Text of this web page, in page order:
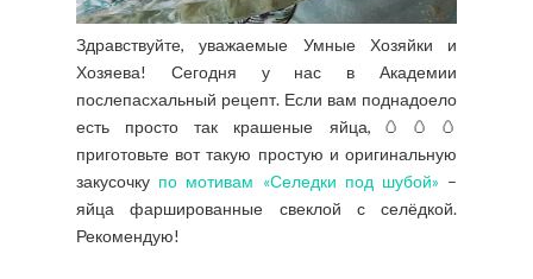
Здравствуйте, уважаемые Умные Хозяйки и
Хозяева! Сегодня у нас в Академии
послепасхальный рецепт. Если вам поднадоело
есть просто так крашеные яйца,🥚🥚🥚
приготовьте вот такую простую и оригинальную
закусочку по мотивам «Селедки под шубой» –
яйца фаршированные свеклой с селёдкой.
Рекомендую!